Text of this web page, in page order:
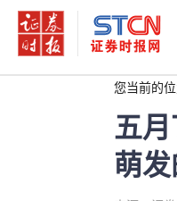
您当前的位
五
萌